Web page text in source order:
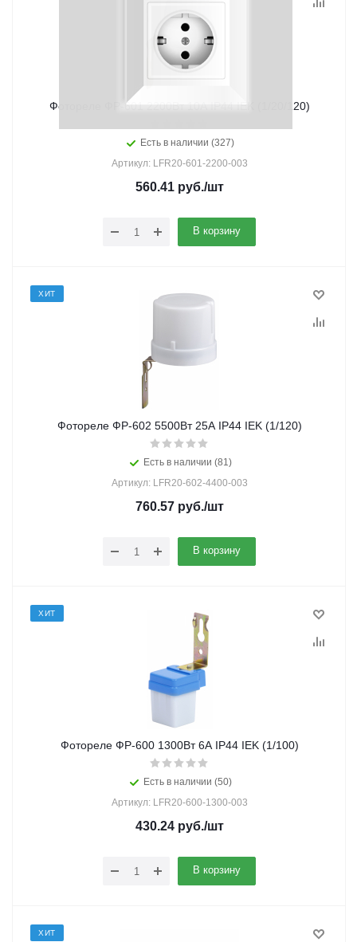
Фотореле ФР-601 2200Вт 10А IP44 IEK (1/20/120)
Есть в наличии (327)
Артикул: LFR20-601-2200-003
560.41руб./шт
В корзину
ХИТ
Фотореле ФР-602 5500Вт 25А IP44 IEK (1/120)
Есть в наличии (81)
Артикул: LFR20-602-4400-003
760.57руб./шт
В корзину
ХИТ
Фотореле ФР-600 1300Вт 6А IP44 IEK (1/100)
Есть в наличии (50)
Артикул: LFR20-600-1300-003
430.24руб./шт
В корзину
ХИТ